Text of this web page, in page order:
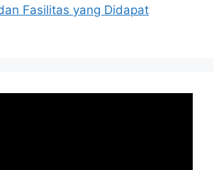
Fasilitas yang Didapat